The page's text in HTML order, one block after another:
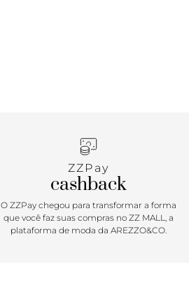
ZZPay
cashback
O ZZPay chegou para transformar a forma
que você faz suas compras no ZZ MALL, a
plataforma de moda da AREZZO&CO.